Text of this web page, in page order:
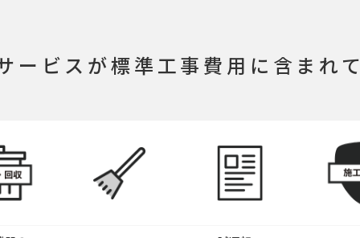
ービスが標準工事費用に含まれ